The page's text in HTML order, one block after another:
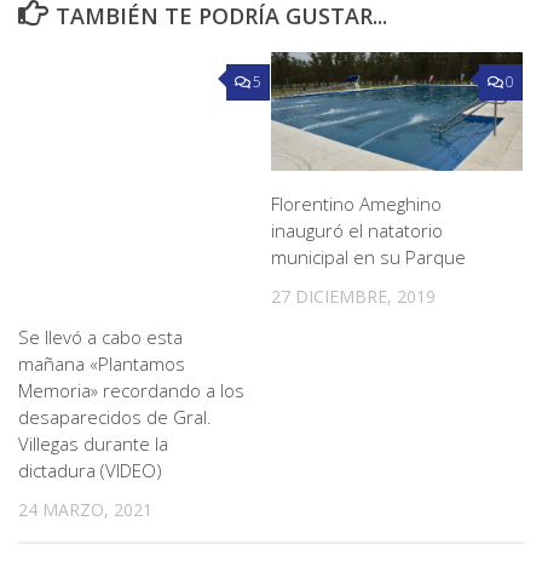
TAMBIÉN TE PODRÍA GUSTAR...
5
Se llevó a cabo esta
mañana «Plantamos
Memoria» recordando a los
desaparecidos de Gral.
Villegas durante la
dictadura (VIDEO)
24 MARZO, 2021
0
Florentino Ameghino
inauguró el natatorio
municipal en su Parque
27 DICIEMBRE, 2019